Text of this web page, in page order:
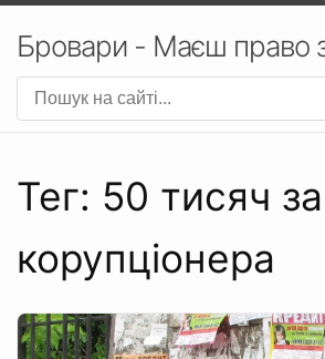
Бровари - Маєш право
Тег: 50 тисяч
корупціонера